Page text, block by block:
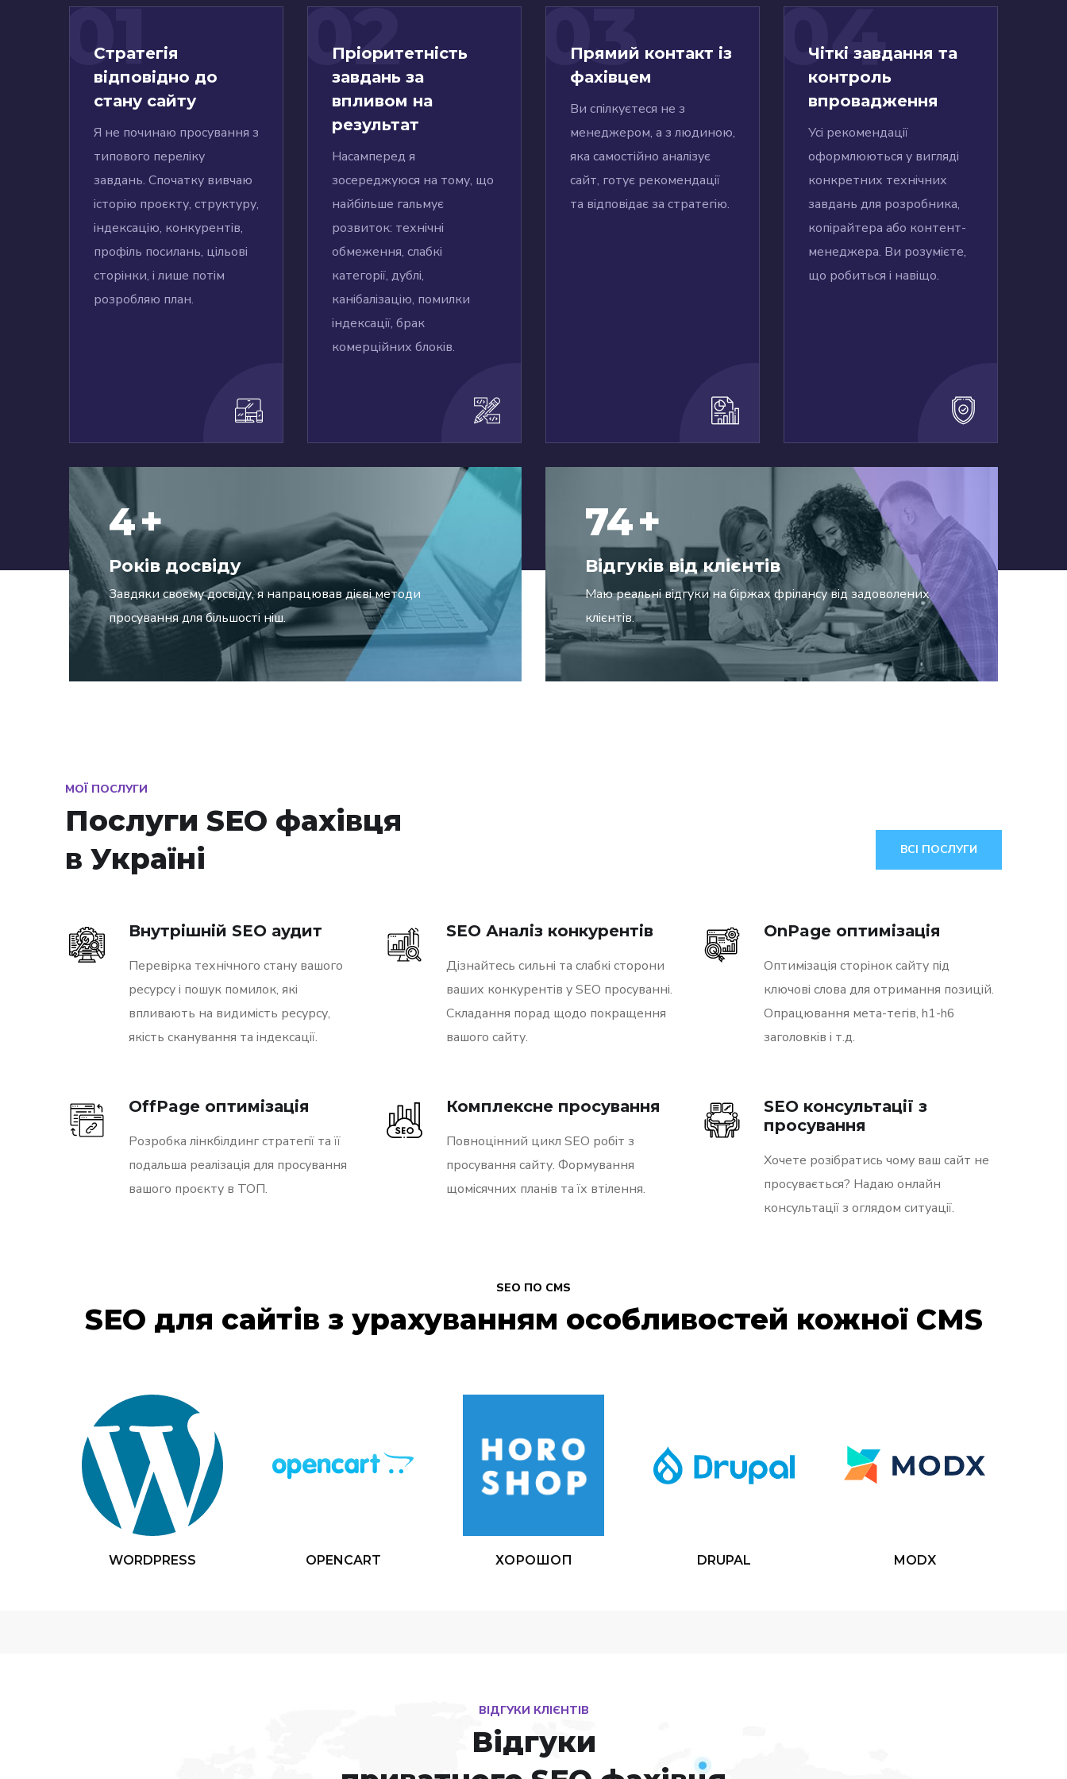
01
Стратегія
відповідно до
стану сайту
Я не починаю просування з
типового переліку
завдань. Спочатку вивчаю
історію проєкту, структуру,
індексацію, конкурентів,
профіль посилань, цільові
сторінки, і лише потім
розробляю план.
02
Пріоритетність
завдань за
впливом на
результат
Насамперед я
зосереджуюся на тому, що
найбільше гальмує
розвиток: технічні
обмеження, слабкі
категорії, дублі,
канібалізацію, помилки
індексації, брак
комерційних блоків.
03
Прямий контакт із
фахівцем
Ви спілкуєтеся не з
менеджером, а з людиною,
яка самостійно аналізує
сайт, готує рекомендації
та відповідає за стратегію.
04
Чіткі завдання та
контроль
впровадження
Усі рекомендації
оформлюються у вигляді
конкретних технічних
завдань для розробника,
копірайтера або контент-
менеджера. Ви розумієте,
що робиться і навіщо.
6+
Років досвіду
Завдяки своєму досвіду, я напрацював дієві методи
просування для більшості ніш.
90+
Відгуків від клієнтів
Маю реальні відгуки на біржах фрілансу від задоволених
клієнтів.
МОЇ ПОСЛУГИ
Послуги SEO фахівця
в Україні
ВСІ ПОСЛУГИ
Внутрішній SEO аудит
Перевірка технічного стану вашого
ресурсу і пошук помилок, які
впливають на видимість ресурсу,
якість сканування та індексації.
OffPage оптимізація
Розробка лінкбілдинг стратегії та її
подальша реалізація для просування
вашого проєкту в ТОП.
SEO Аналіз конкурентів
Дізнайтесь сильні та слабкі сторони
ваших конкурентів у SEO просуванні.
Складання порад щодо покращення
вашого сайту.
Комплексне просування
Повноцінний цикл SEO робіт з
просування сайту. Формування
щомісячних планів та їх втілення.
OnPage оптимізація
Оптимізація сторінок сайту під
ключові слова для отримання позицій.
Опрацювання мета-тегів, h1-h6
заголовків і т.д.
SEO консультації з
просування
Хочете розібратись чому ваш сайт не
просувається? Надаю онлайн
консультації з оглядом ситуації.
SEO ПО CMS
SEO для сайтів з урахуванням особливостей кожної CMS
WORDPRESS OPENCART ХОРОШОП DRUPAL MODX
ВІДГУКИ КЛІЄНТІВ
Відгуки